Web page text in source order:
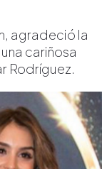
agradeció la
cariñosa
Rodríguez.